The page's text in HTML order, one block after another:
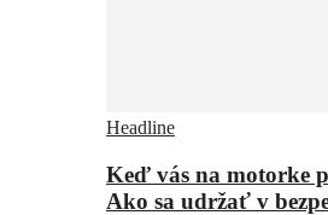
Headline
Keď vás na motorke
Ako sa udržať v